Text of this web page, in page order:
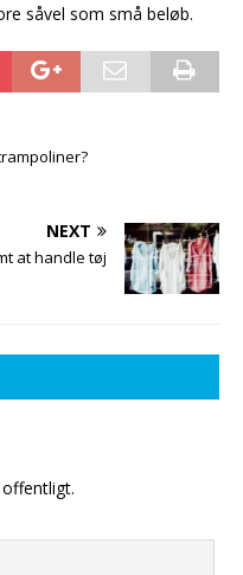
såvel som små beløb.
NEXT
at handle tøj